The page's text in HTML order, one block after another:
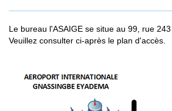
Le bureau l'ASAIGE se situe au 99, rue 243
Veuillez consulter ci-après le plan d'accès.